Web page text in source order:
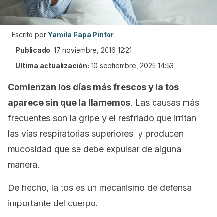
Escrito por Yamila Papa Pintor
Publicado: 17 noviembre, 2016 12:21
Última actualización: 10 septiembre, 2025 14:53
Comienzan los días más frescos y la tos
aparece sin que la llamemos. Las causas más
frecuentes son la gripe y el resfriado que irritan
las vías respiratorias superiores y producen
mucosidad que se debe expulsar de alguna
manera.
De hecho, la tos es un mecanismo de defensa
importante del cuerpo.